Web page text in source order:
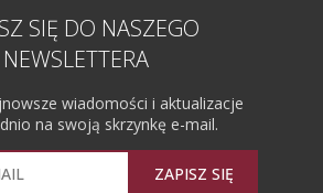
SIĘ DO NASZEGO
NEWSLETTERA
wiadomości i aktualizacje
na swoją skrzynkę e-mail.
ZAPISZ SIĘ